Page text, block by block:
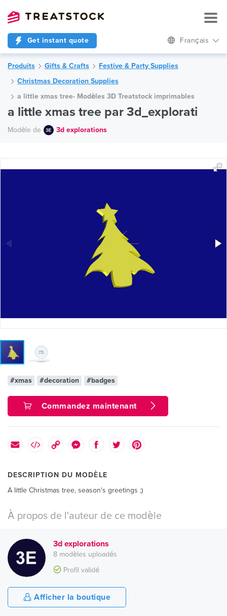
Get instant quote Français
Produits Gifts & Crafts
Festive & Party Supplies
Christmas Decoration Supplies
a little xmas tree- Modèles 3D Treatstock imprimables
a little xmas tree par 3d_explorati
Modèle de 3d explorations
#xmas #decoration #badges
Commandez maintenant
DESCRIPTION DU MODÈLE
A little Christmas tree, season's greetings ;)
À propos de l'auteur de ce modèle
3d explorations
8 modèles uploadés
Profil validé
Afficher la boutique